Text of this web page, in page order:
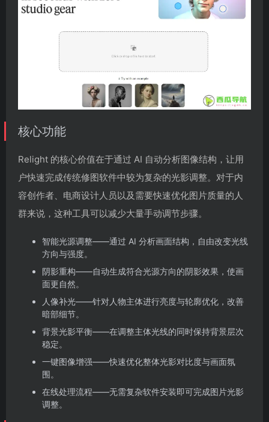
核心功能
Relight 的核心价值在于通过 AI 自动分析图像结构，让用
户快速完成传统修图软件中较为复杂的光影调整。对于内
容创作者、电商设计人员以及需要快速优化图片质量的人
群来说，这种工具可以减少大量手动调节步骤。
智能光源调整——通过 AI 分析画面结构，自由改变光线
方向与强度。
阴影重构——自动生成符合光源方向的阴影效果，使画
面更自然。
人像补光——针对人物主体进行亮度与轮廓优化，改善
暗部细节。
背景光影平衡——在调整主体光线的同时保持背景层次
稳定。
一键图像增强——快速优化整体光影对比度与画面氛
围。
在线处理流程——无需复杂软件安装即可完成图片光影
调整。